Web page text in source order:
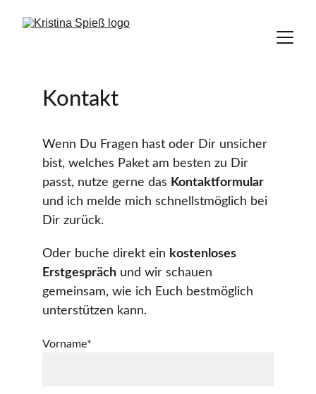
Kontakt
Vorname*
Wenn Du Fragen hast oder Dir unsicher
bist, welches Paket am besten zu Dir
passt, nutze gerne das Kontaktformular
und ich melde mich schnellstmöglich bei
Dir zurück.
Oder buche direkt ein kostenloses
Erstgespräch und wir schauen
gemeinsam, wie ich Euch bestmöglich
unterstützen kann.